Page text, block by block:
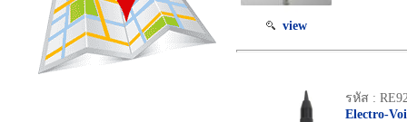
view
รหัส :
Electro-